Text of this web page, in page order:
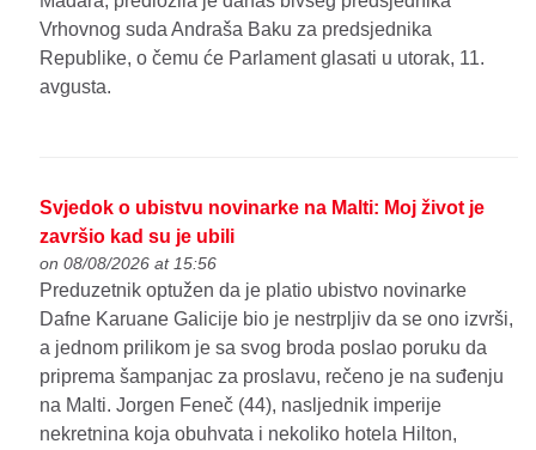
Vrhovnog suda Andraša Baku za predsjednika
Republike, o čemu će Parlament glasati u utorak, 11.
avgusta.
Svjedok o ubistvu novinarke na Malti: Moj život je
završio kad su je ubili
on 08/08/2026 at 15:56
Preduzetnik optužen da je platio ubistvo novinarke
Dafne Karuane Galicije bio je nestrpljiv da se ono izvrši,
a jednom prilikom je sa svog broda poslao poruku da
priprema šampanjac za proslavu, rečeno je na suđenju
na Malti. Jorgen Feneč (44), nasljednik imperije
nekretnina koja obuhvata i nekoliko hotela Hilton,